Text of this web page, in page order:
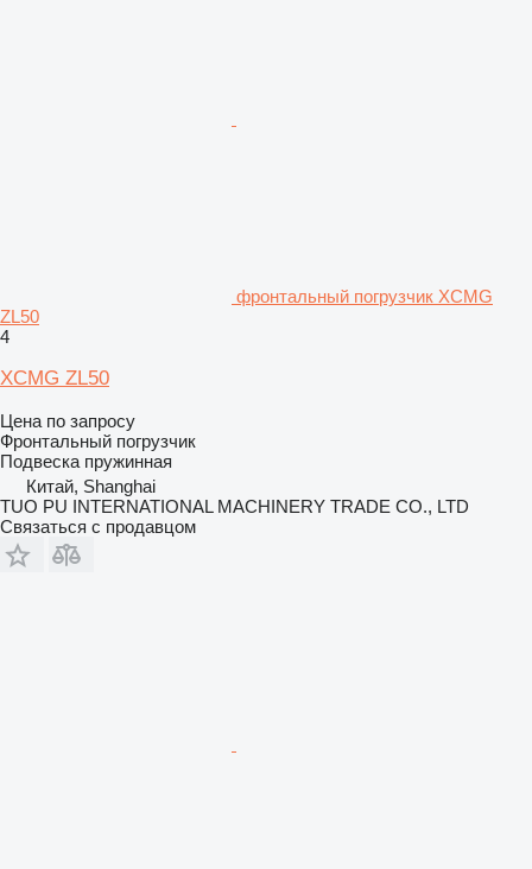
фронтальный погрузчик XCMG
ZL50
4
XCMG ZL50
Цена по запросу
Фронтальный погрузчик
Подвеска пружинная
Китай, Shanghai
TUO PU INTERNATIONAL MACHINERY TRADE CO., LTD
Связаться с продавцом